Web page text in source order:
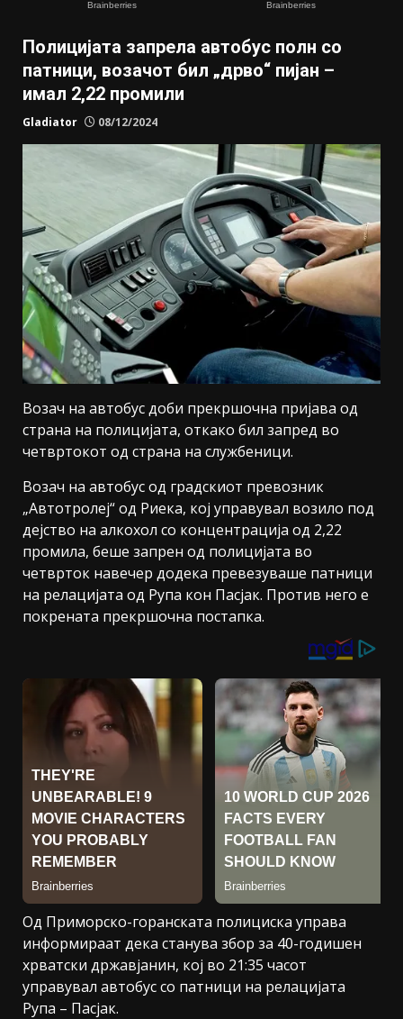
Полицијата запрела автобус полн со
патници, возачот бил „дрво“ пијан –
имал 2,22 промили
Gladiator 08/12/2024
Возач на автобус доби прекршочна пријава од
страна на полицијата, откако бил запред во
четвртокот од страна на службеници.
Возач на автобус од градскиот превозник
„Автотролеј“ од Риека, кој управувал возило под
дејство на алкохол со концентрација од 2,22
промила, беше запрен од полицијата во
четврток навечер додека превезуваше патници
на релацијата од Рупа кон Пасјак. Против него е
покрената прекршочна постапка.
Од Приморско-горанската полициска управа
информираат дека станува збор за 40-годишен
хрватски државјанин, кој во 21:35 часот
управувал автобус со патници на релацијата
Рупа – Пасјак.